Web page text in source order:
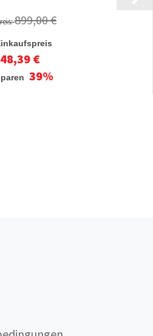
899,00 €
€
39%